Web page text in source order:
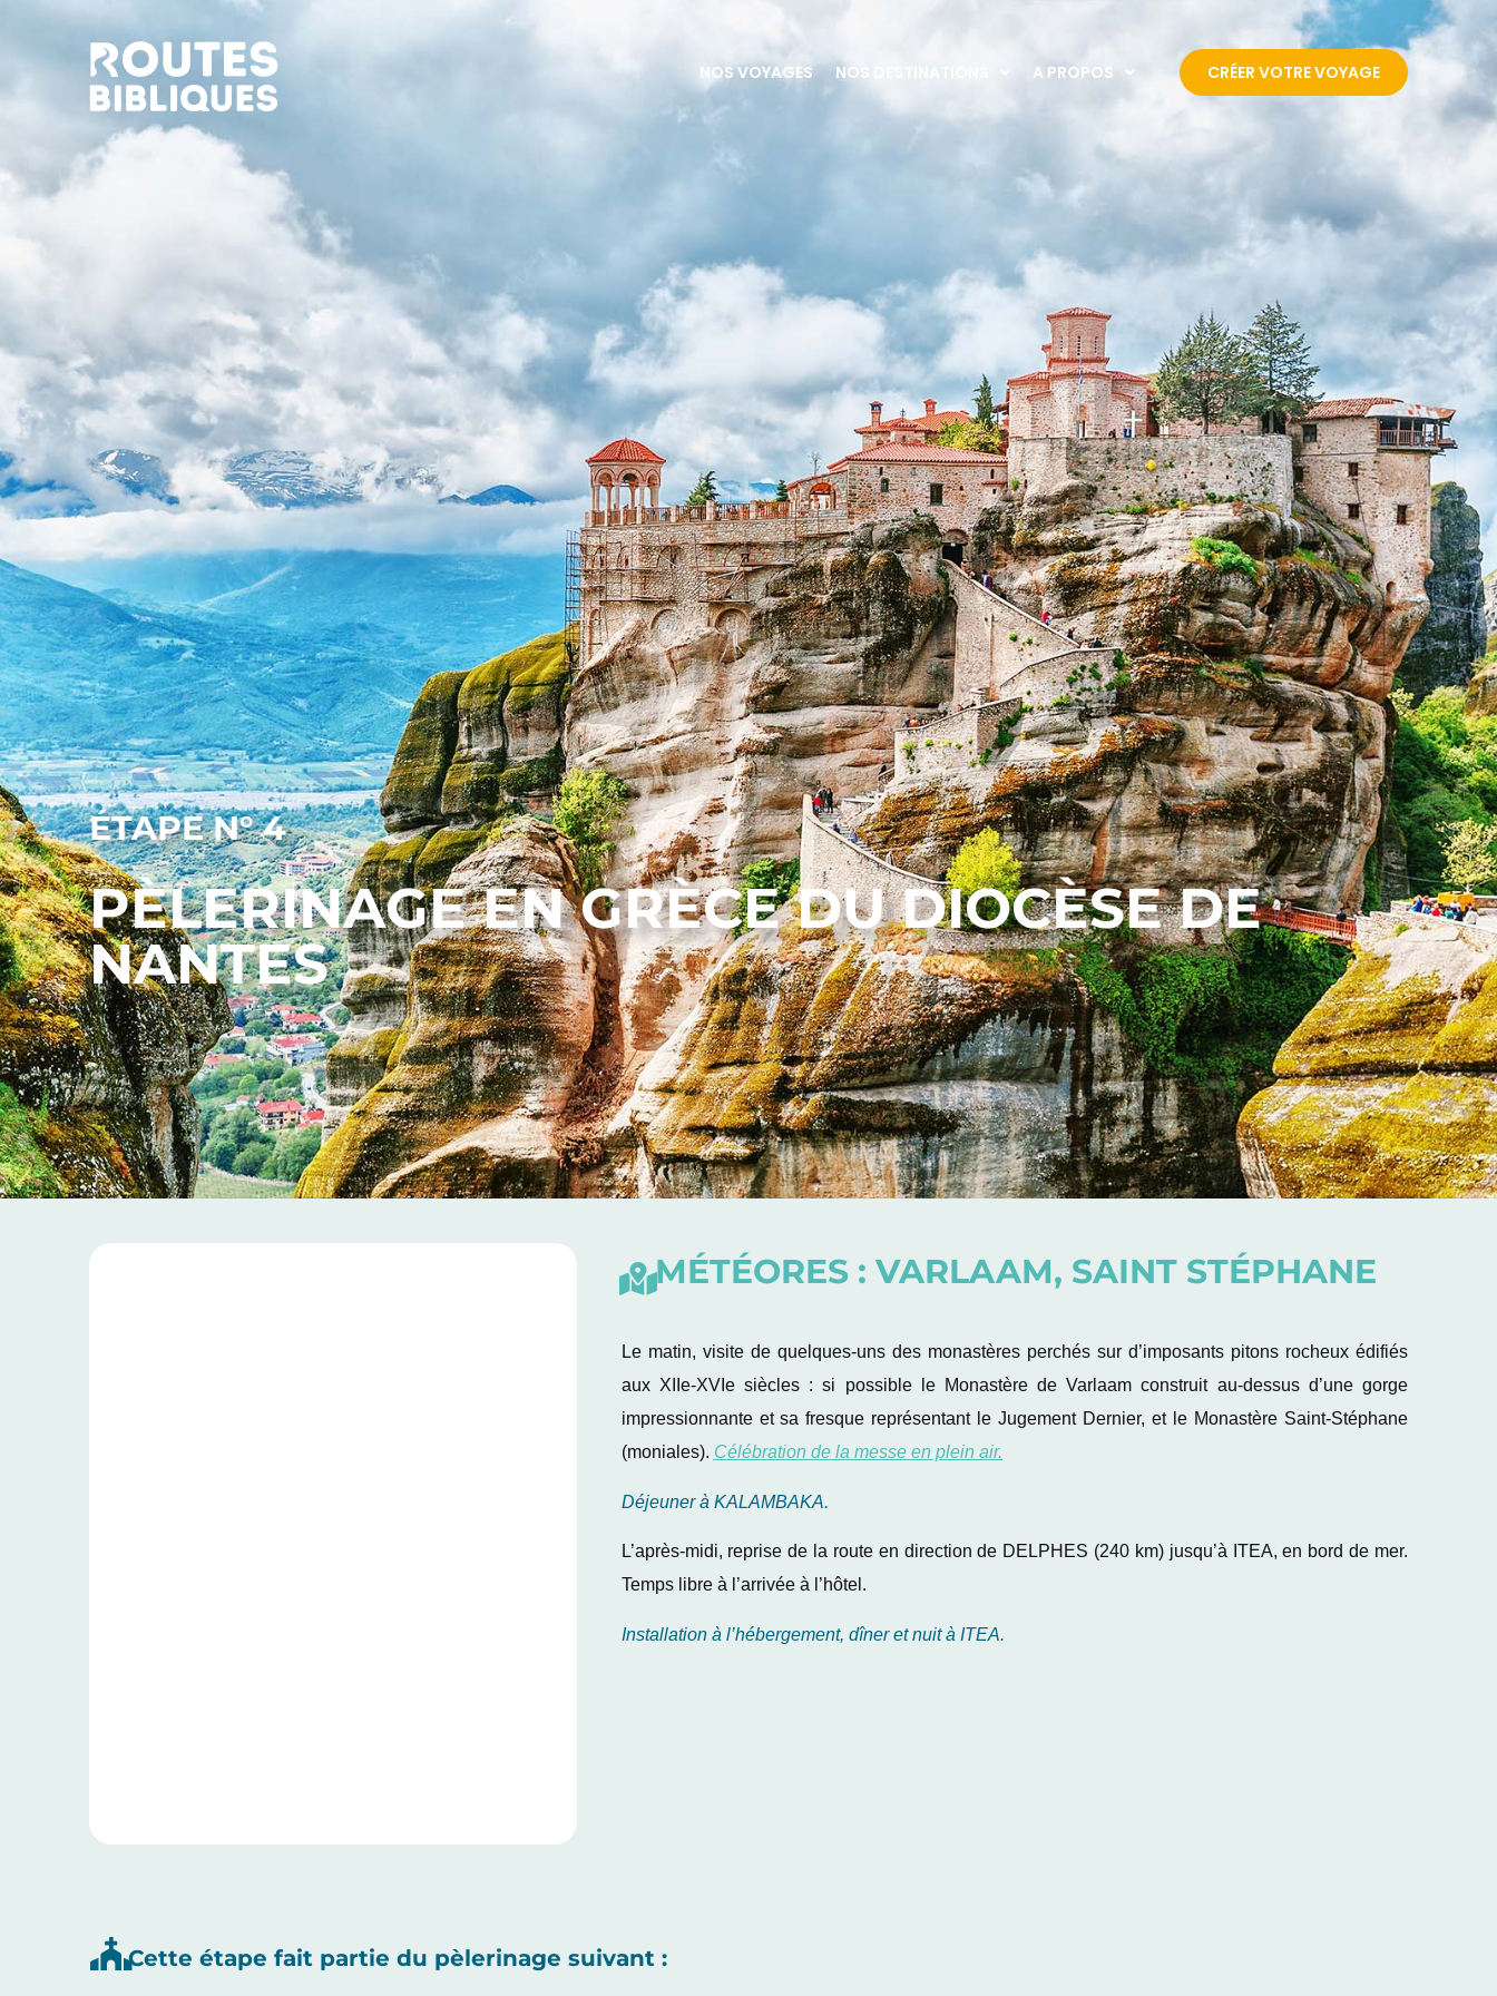
NOS VOYAGES NOS DESTINATIONS A PROPOS CRÉER VOTRE VOYAGE
ÉTAPE N° 4
PÈLERINAGE EN GRÈCE DU DIOCÈSE DE
NANTES
MÉTÉORES : VARLAAM, SAINT STÉPHANE
Le matin, visite de quelques-uns des monastères perchés sur d’imposants pitons rocheux édifiés
aux XIIe-XVIe siècles : si possible le Monastère de Varlaam construit au-dessus d’une gorge
impressionnante et sa fresque représentant le Jugement Dernier, et le Monastère Saint-Stéphane
(moniales). Célébration de la messe en plein air.
Déjeuner à KALAMBAKA.
L’après-midi, reprise de la route en direction de DELPHES (240 km) jusqu’à ITEA, en bord de mer.
Temps libre à l’arrivée à l’hôtel.
Installation à l’hébergement, dîner et nuit à ITEA.
Cette étape fait partie du pèlerinage suivant :